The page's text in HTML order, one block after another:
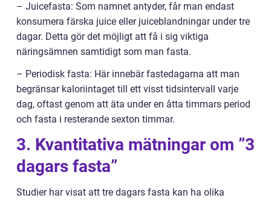
– Juicefasta: Som namnet antyder, får man endast
konsumera färska juice eller juiceblandningar under tre
dagar. Detta gör det möjligt att få i sig viktiga
näringsämnen samtidigt som man fasta.
– Periodisk fasta: Här innebär fastedagarna att man
begränsar kaloriintaget till ett visst tidsintervall varje
dag, oftast genom att äta under en åtta timmars period
och fasta i resterande sexton timmar.
3. Kvantitativa mätningar om ”3
dagars fasta”
Studier har visat att tre dagars fasta kan ha olika